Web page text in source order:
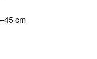
cm